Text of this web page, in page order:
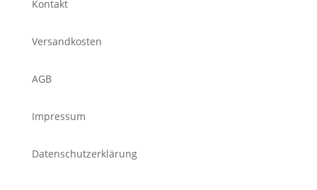
Kontakt
Versandkosten
AGB
Impressum
Datenschutzerklärung